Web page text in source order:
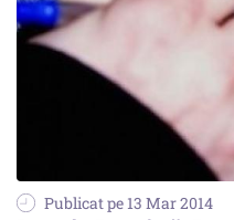
Publicat pe 13 Mar 2014